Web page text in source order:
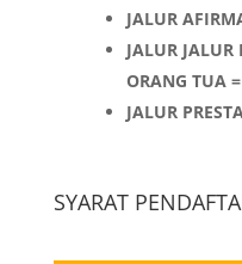
JALUR
JALUR
ORANG TUA
JALUR
SYARAT